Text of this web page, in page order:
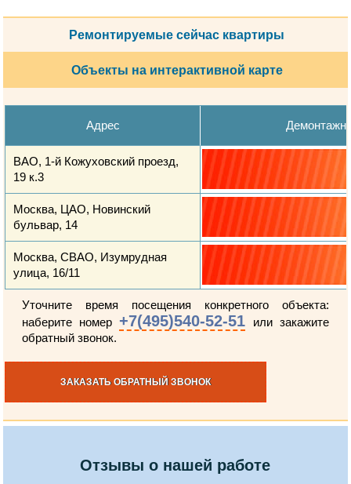
Ремонтируемые сейчас квартиры
Объекты на интерактивной карте
Адрес
ВАО, 1-й Кожуховский проезд,
19 к.3
Москва, ЦАО, Новинский
бульвар, 14
Москва, СВАО, Изумрудная
улица, 16/11
Уточните время посещения конкретного объекта:
наберите номер+7(495)540-52-51 или закажите
обратный звонок.
ЗАКАЗАТЬ ОБРАТНЫЙ ЗВОНОК
Отзывы о нашей работе